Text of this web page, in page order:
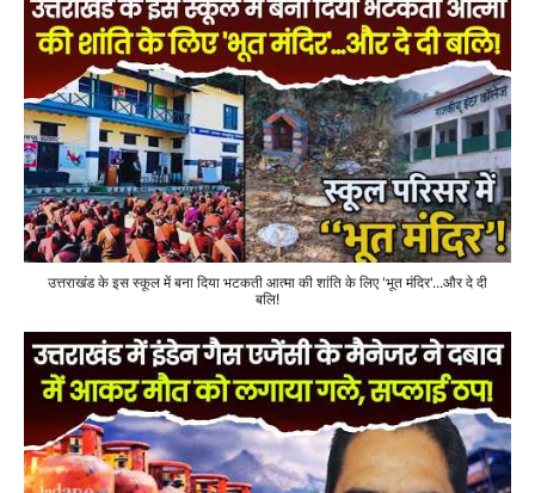
उत्तराखंड के इस स्कूल में बना दिया भटकती आत्मा की शांति के लिए 'भूत मंदिर'...और दे दी
बलि!